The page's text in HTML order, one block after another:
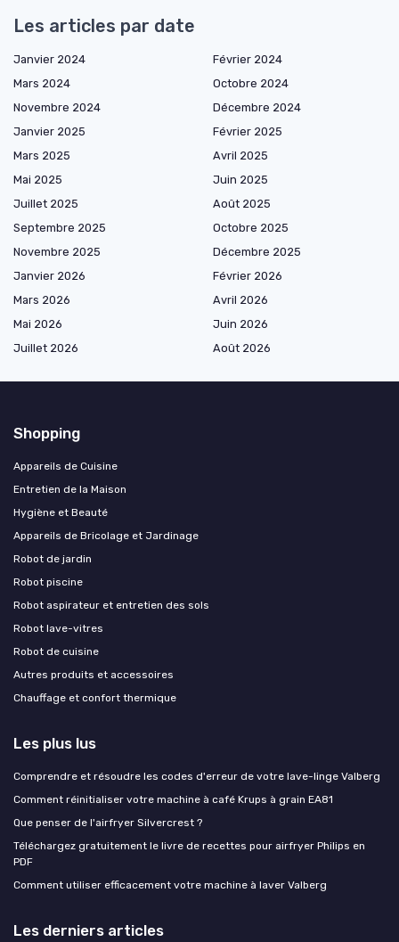
Les articles par date
Janvier 2024
Février 2024
Mars 2024
Octobre 2024
Novembre 2024
Décembre 2024
Janvier 2025
Février 2025
Mars 2025
Avril 2025
Mai 2025
Juin 2025
Juillet 2025
Août 2025
Septembre 2025
Octobre 2025
Novembre 2025
Décembre 2025
Janvier 2026
Février 2026
Mars 2026
Avril 2026
Mai 2026
Juin 2026
Juillet 2026
Août 2026
Shopping
Appareils de Cuisine
Entretien de la Maison
Hygiène et Beauté
Appareils de Bricolage et Jardinage
Robot de jardin
Robot piscine
Robot aspirateur et entretien des sols
Robot lave-vitres
Robot de cuisine
Autres produits et accessoires
Chauffage et confort thermique
Les plus lus
Comprendre et résoudre les codes d'erreur de votre lave-linge Valberg
Comment réinitialiser votre machine à café Krups à grain EA81
Que penser de l'airfryer Silvercrest ?
Téléchargez gratuitement le livre de recettes pour airfryer Philips en
PDF
Comment utiliser efficacement votre machine à laver Valberg
Les derniers articles